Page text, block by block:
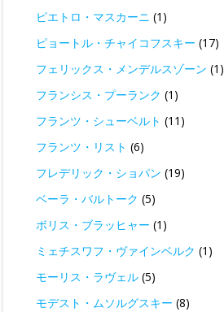
ピエトロ・マスカーニ (1)
ピョートル・チャイコフスキー (17)
フェリックス・メンデルスゾーン (1)
フランシス・プーランク (1)
フランツ・シューベルト (11)
フランツ・リスト (6)
フレデリック・ショパン (19)
ベーラ・バルトーク (5)
ボリス・ブラッヒャー (1)
ミェチスワフ・ヴァインベルク (1)
モーリス・ラヴェル (5)
モデスト・ムソルグスキー (8)